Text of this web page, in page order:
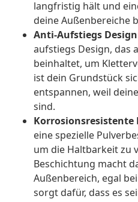
langfristig hält und
deine Außenbereiche
Anti-Aufstiegs Design
aufstiegs Design, das
beinhaltet, um
ist dein Grundstück
entspannen, weil
sind.
Korrosionsresistente
eine spezielle
um die Haltbarkeit zu
Beschichtung macht
Außenbereich, egal
sorgt dafür, dass es